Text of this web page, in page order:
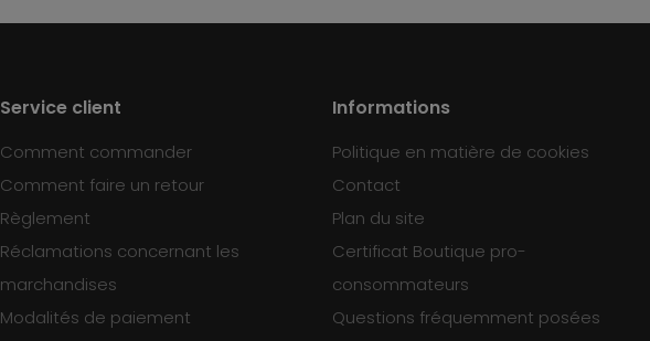
Service client
Comment commander
Comment faire un retour
Règlement
Réclamations concernant les
marchandises
Modalités de paiement
Informations
Politique en matière de cookies
Contact
Plan du site
Certificat Boutique pro-
consommateurs
Questions fréquemment posées